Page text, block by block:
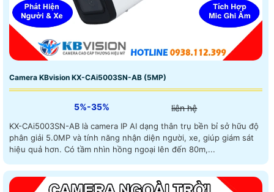
Camera KBvision KX-CAi5003SN-AB (5MP)
5%-35% liên hệ
KX-CAi5003SN-AB là camera IP AI dạng thân trụ bền bỉ sở hữu độ
phân giải 5.0MP và tính năng nhận diện người, xe, giúp giám sát
hiệu quả hơn. Có tầm nhìn hồng ngoại lên đến 80m,...